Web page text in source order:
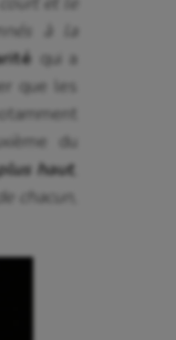
à la
qui a
que les
du
haut,
de chacun,